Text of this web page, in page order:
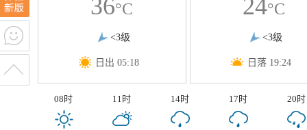
36°C
<3级
日出 05:18
24°C
<3级
日落 19:24
08时 11时 14时 17时 20时